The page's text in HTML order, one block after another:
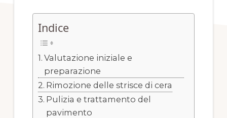
Indice
Valutazione iniziale e
preparazione
Rimozione delle strisce di cera
Pulizia e trattamento del
pavimento